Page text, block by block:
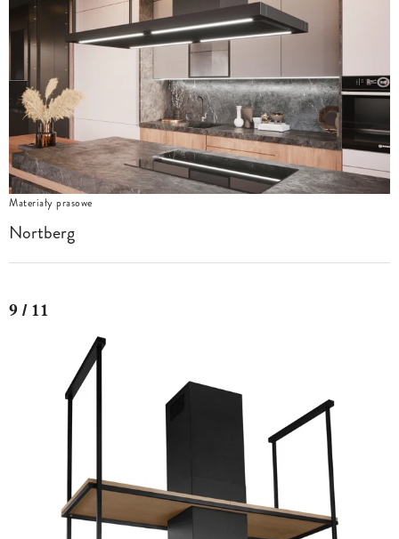
Materiały prasowe
Nortberg
9 / 11